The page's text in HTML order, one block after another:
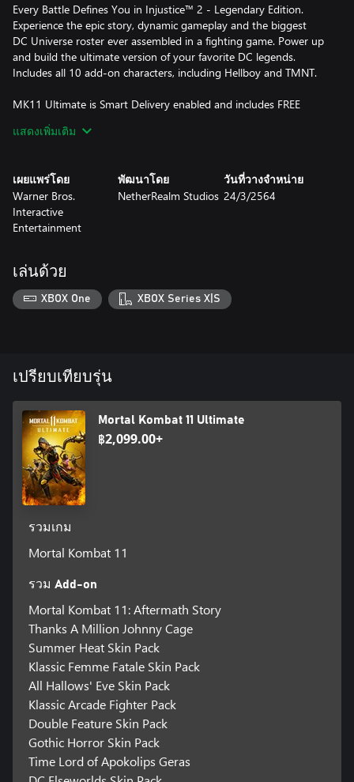
Every Battle Defines You in Injustice™ 2 - Legendary Edition.
Experience the epic story, dynamic gameplay and the biggest
DC Universe roster ever assembled in a fighting game. Power up
and build the ultimate version of your favorite DC legends.
Includes all 10 add-on characters, including Hellboy and TMNT.
MK11 Ultimate is Smart Delivery enabled and includes FREE
• Significantly Improved Loading Times
• Cross-Platform/Cross-Gen Compatibility
แสดงเพิ่มเติม
เผยแพร่โดย
Warner Bros.
Interactive
Entertainment
พัฒนาโดย
NetherRealm Studios
วันที่วางจำหน่าย
24/3/2564
เล่นด้วย
XBOX One XBOX Series X|S
เปรียบเทียบรุ่น
Mortal Kombat 11 Ultimate
฿2,099.00+
รวมเกม
Mortal Kombat 11
รวม Add-on
Mortal Kombat 11: Aftermath Story
Thanks A Million Johnny Cage
Summer Heat Skin Pack
Klassic Femme Fatale Skin Pack
All Hallows' Eve Skin Pack
Klassic Arcade Fighter Pack
Double Feature Skin Pack
Gothic Horror Skin Pack
Time Lord of Apokolips Geras